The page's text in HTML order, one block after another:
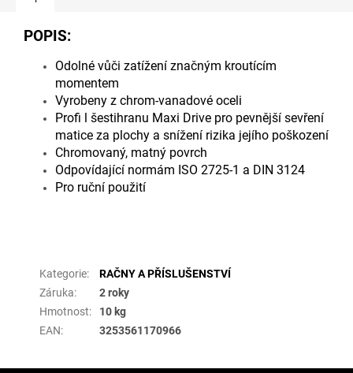
POPIS:
Odolné vůči zatížení značným kroutícím
momentem
Vyrobeny z chrom-vanadové oceli
Profi l šestihranu Maxi Drive pro pevnější sevření
matice za plochy a snížení rizika jejího poškození
Chromovaný, matný povrch
Odpovídající normám ISO 2725-1 a DIN 3124
Pro ruční použití
Kategorie:
RAČNY A PŘÍSLUŠENSTVÍ
Záruka:
2 roky
Hmotnost:
10 kg
EAN: 3253561170966